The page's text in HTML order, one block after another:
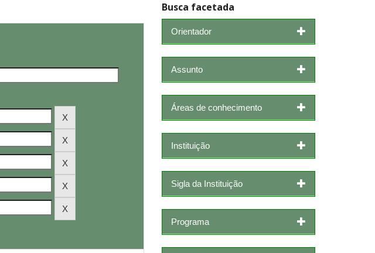
Busca facetada
Orientador
Assunto
Áreas de conhecimento
Instituição
Sigla da Instituição
Programa